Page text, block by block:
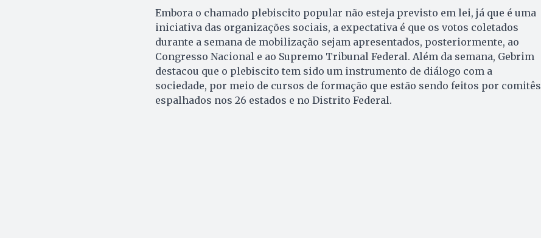
Embora o chamado plebiscito popular não esteja previsto em lei, já que é uma
iniciativa das organizações sociais, a expectativa é que os votos coletados
durante a semana de mobilização sejam apresentados, posteriormente, ao
Congresso Nacional e ao Supremo Tribunal Federal. Além da semana, Gebrim
destacou que o plebiscito tem sido um instrumento de diálogo com a
sociedade, por meio de cursos de formação que estão sendo feitos por comitês
espalhados nos 26 estados e no Distrito Federal.